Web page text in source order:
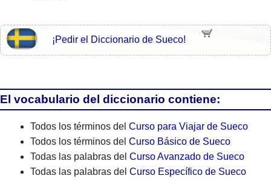
¡Pedir el Diccionario de Sueco!
El vocabulario del diccionario contiene:
Todos los términos del Curso para Viajar de Sueco
Todos los términos del Curso Básico de Sueco
Todas las palabras del Curso Avanzado de Sueco
Todas las palabras del Curso Específico de Sueco